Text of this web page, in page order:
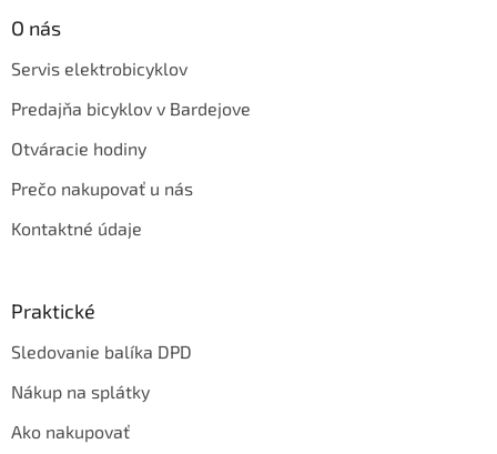
O nás
Servis elektrobicyklov
Predajňa bicyklov v Bardejove
Otváracie hodiny
Prečo nakupovať u nás
Kontaktné údaje
Praktické
Sledovanie balíka DPD
Nákup na splátky
Ako nakupovať